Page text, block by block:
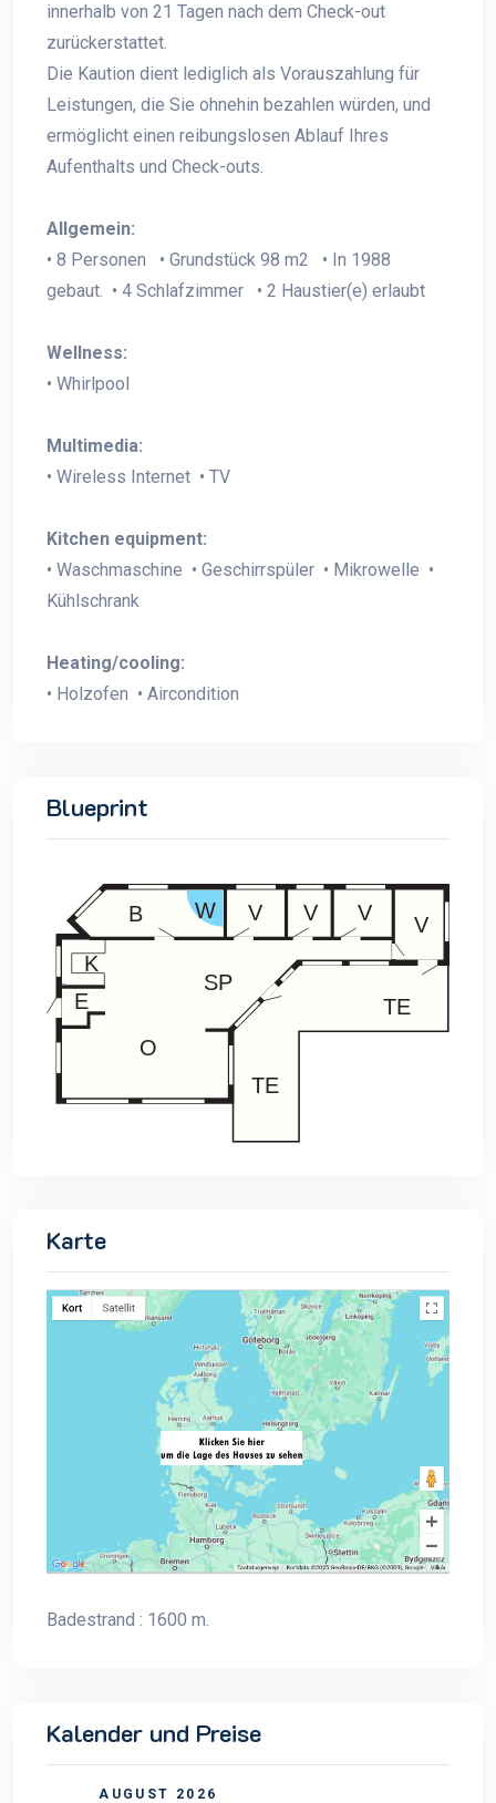
innerhalb von 21 Tagen nach dem Check-out
zurückerstattet.
Die Kaution dient lediglich als Vorauszahlung für
Leistungen, die Sie ohnehin bezahlen würden, und
ermöglicht einen reibungslosen Ablauf Ihres
Aufenthalts und Check-outs.
Allgemein:
• 8 Personen • Grundstück 98 m2 • In 1988
gebaut. • 4 Schlafzimmer • 2 Haustier(e) erlaubt
Wellness:
• Whirlpool
Multimedia:
• Wireless Internet • TV
Kitchen equipment:
• Waschmaschine • Geschirrspüler • Mikrowelle •
Kühlschrank
Heating/cooling:
• Holzofen • Aircondition
Blueprint
Karte
Badestrand : 1600 m.
Kalender und Preise
AUGUST 2026